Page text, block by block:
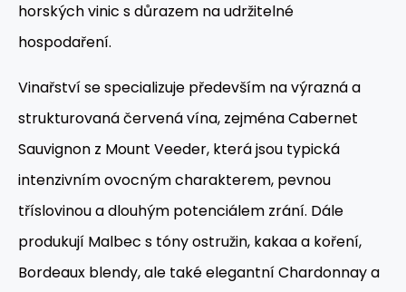
horských vinic s důrazem na udržitelné
hospodaření.
Vinařství se specializuje především na výrazná a
strukturovaná červená vína, zejména Cabernet
Sauvignon z Mount Veeder, která jsou typická
intenzivním ovocným charakterem, pevnou
tříslovinou a dlouhým potenciálem zrání. Dále
produkují Malbec s tóny ostružin, kakaa a koření,
Bordeaux blendy, ale také elegantní Chardonnay a